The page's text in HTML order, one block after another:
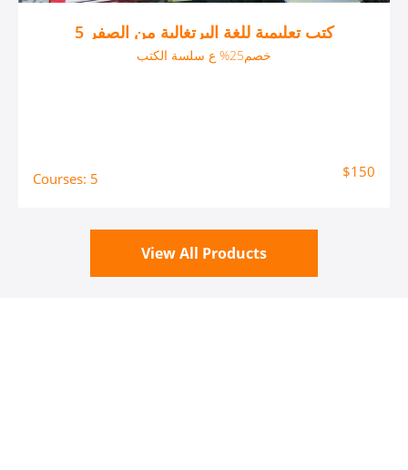
5 كتب تعليمية للغة البرتغالية من الصفر
خصم25% ع سلسة الكتب
Courses: 5 $150
View All Products